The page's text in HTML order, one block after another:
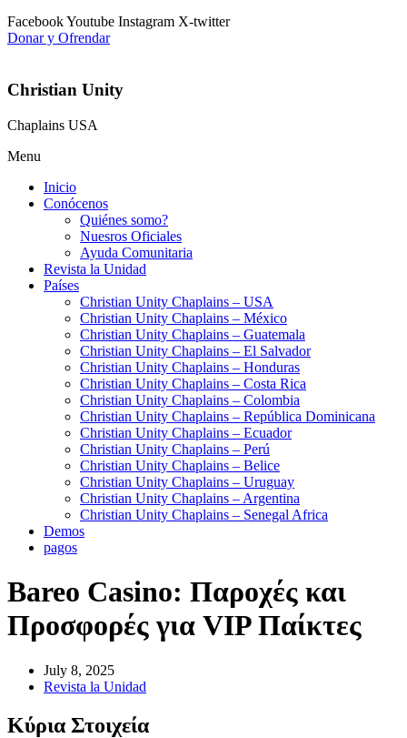
FacebookYoutube Instagram X-twitter
Donar y Ofrendar
Christian Unity
Chaplains USA
Menu
Inicio
Conócenos
Quiénes somo?
Nuesros Oficiales
Ayuda Comunitaria
Revista la Unidad
Países
Christian Unity Chaplains – USA
Christian Unity Chaplains – México
Christian Unity Chaplains – Guatemala
Christian Unity Chaplains – El Salvador
Christian Unity Chaplains – Honduras
Christian Unity Chaplains – Costa Rica
Christian Unity Chaplains – Colombia
Christian Unity Chaplains – República Dominicana
Christian Unity Chaplains – Ecuador
Christian Unity Chaplains – Perú
Christian Unity Chaplains – Belice
Christian Unity Chaplains – Uruguay
Christian Unity Chaplains – Argentina
Christian Unity Chaplains – Senegal Africa
Demos
pagos
Bareo Casino: Παροχές και
Προσφορές για VIP Παίκτες
July 8, 2025
Revista la Unidad
Κύρια Στοιχεία